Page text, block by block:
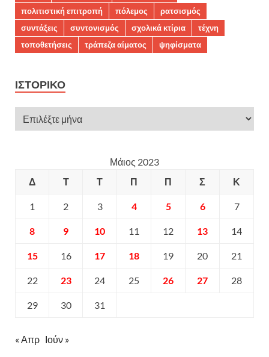
πολιτιστική επιτροπή
πόλεμος
ρατσισμός
συντάξεις
συντονισμός σχολικά κτίρια
τέχνη
τοποθετήσεις
τράπεζα αίματος ψηφίσματα
ΙΣΤΟΡΙΚΌ
Μάιος 2023
Δ
Τ Τ Π Π Σ Κ
1 2 3 4 5 6 7
8 9 10 11 12 13 14
15 16 17 18 19 20 21
22 23 24 25 26 27 28
29 30 31
« Απρ Ιούν »